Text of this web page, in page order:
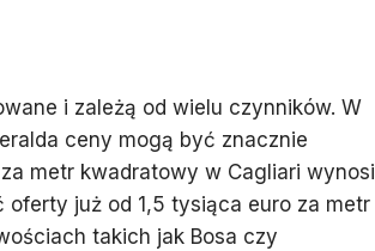
i zależą od wielu czynników. W
ceny mogą być znacznie
metr kwadratowy w Cagliari wynosi
oferty już od 1,5 tysiąca euro za metr
takich jak Bosa czy